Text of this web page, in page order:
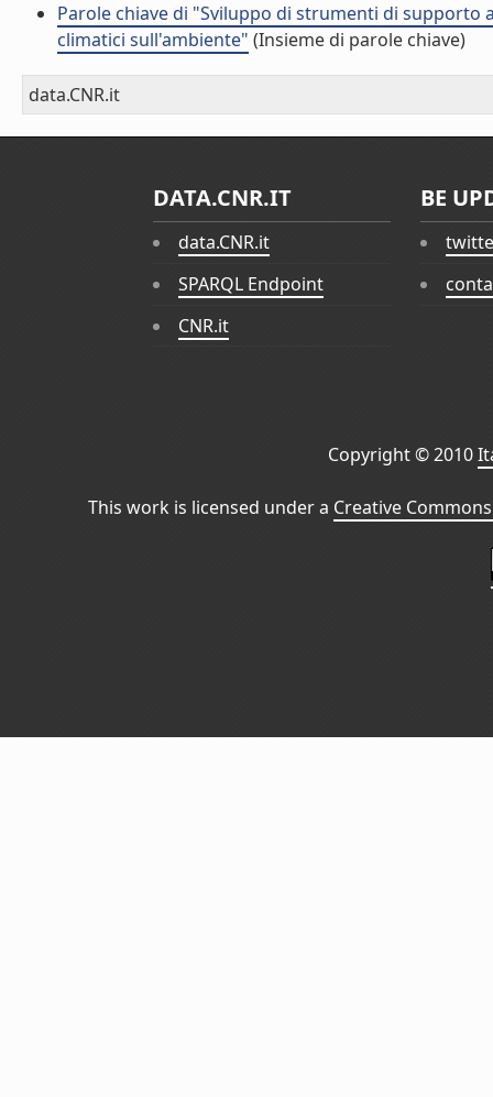
Parole chiave di "Sviluppo di strumenti di
climatici sull'ambiente" (Insieme di parole chiave)
data.CNR.it
DATA.CNR.IT
data.CNR.it
SPARQL Endpoint
CNR.it
BE
Copyright © 2010
This work is licensed under a Creative